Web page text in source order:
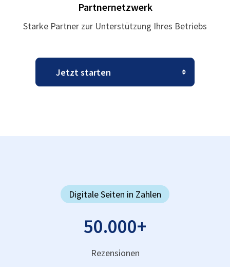
Partnernetzwerk
Starke Partner zur Unterstützung Ihres Betriebs
Digitale Seiten in Zahlen
50.000+
Rezensionen